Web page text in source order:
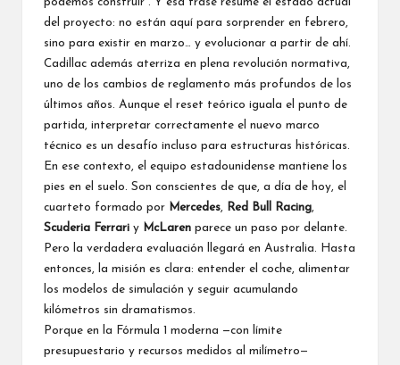
podemos construir”. Y esa frase resume el estado actual
del proyecto: no están aquí para sorprender en febrero,
sino para existir en marzo… y evolucionar a partir de ahí.
Cadillac además aterriza en plena revolución normativa,
uno de los cambios de reglamento más profundos de los
últimos años. Aunque el reset teórico iguala el punto de
partida, interpretar correctamente el nuevo marco
técnico es un desafío incluso para estructuras históricas.
En ese contexto, el equipo estadounidense mantiene los
pies en el suelo. Son conscientes de que, a día de hoy, el
cuarteto formado por Mercedes, Red Bull Racing,
Scuderia Ferrari y McLaren parece un paso por delante.
Pero la verdadera evaluación llegará en Australia. Hasta
entonces, la misión es clara: entender el coche, alimentar
los modelos de simulación y seguir acumulando
kilómetros sin dramatismos.
Porque en la Fórmula 1 moderna —con límite
presupuestario y recursos medidos al milímetro—